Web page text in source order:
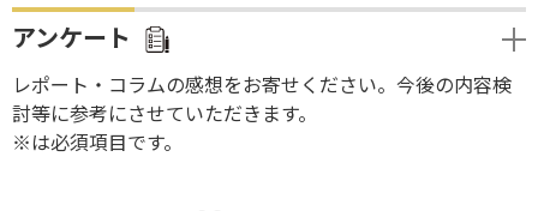
アンケート
レポート・コラムの感想をお寄せください。今後の内容検
討等に参考にさせていただきます。
※は必須項目です。